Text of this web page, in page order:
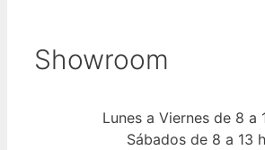
Showroom
Lunes a Viernes de 8 a
Sábados de 8 a 13